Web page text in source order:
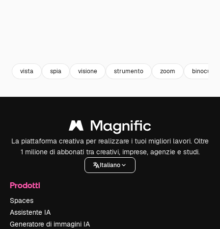
vista spia visione strumento zoom
La piattaforma creativa per realizzare i tuoi migliori lavori. Oltre
1 milione di abbonati tra creativi, imprese, agenzie e studi.
Italiano
Prodotti
Spaces
Assistente IA
Generatore di immagini IA